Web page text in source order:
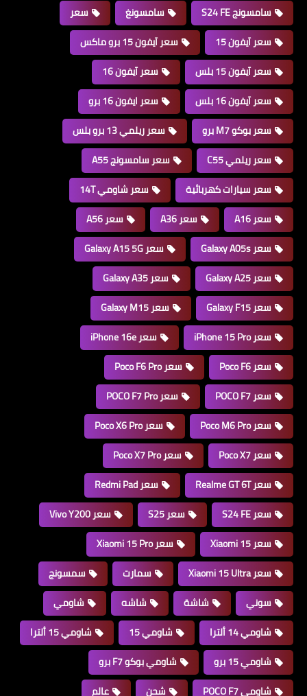
سامسونج S24 FE
سامسونغ
سعر
سعر آيفون 15
سعر آيفون 15 برو ماكس
سعر آيفون 15 بلس
سعر آيفون 16
سعر آيفون 16 بلس
سعر ايفون 16 برو
سعر بوكو M7 برو
سعر ريلمي 13 برو بلس
سعر ريلمي C55
سعر سامسونج A55
سعر سيارات كهربائية
سعر شاومي 14T
سعر A16
سعر A36
سعر A56
سعر Galaxy A05s
سعر Galaxy A15 5G
سعر Galaxy A25
سعر Galaxy A35
سعر Galaxy F15
سعر Galaxy M15
سعر iPhone 15 Pro
سعر iPhone 16e
سعر Poco F6
سعر Poco F6 Pro
سعر POCO F7
سعر POCO F7 Pro
سعر Poco M6 Pro
سعر Poco X6 Pro
سعر Poco X7
سعر Poco X7 Pro
سعر Realme GT 6T
سعر Redmi Pad
سعر S24 FE
سعر S25
سعر Vivo Y200
سعر Xiaomi 15
سعر Xiaomi 15 Pro
سعر Xiaomi 15 Ultra
سمارت
سمسونج
سوني
شاشة شاشه
شاومي
شاومي 14 ألترا
شاومي 15
شاومي 15 ألترا
شاومي 15 برو
شاومي بوكو F7 برو
شاومي POCO F7
شحن عالم